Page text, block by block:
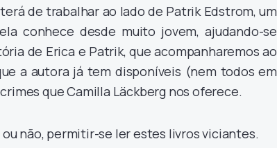
de trabalhar ao lado de Patrik Edstrom, um
conhece desde muito jovem, ajudando-se
de Erica e Patrik, que acompanharemos ao
a autora já tem disponíveis (nem todos em
que Camilla Läckberg nos oferece.
ou não, permitir-se ler estes livros viciantes.